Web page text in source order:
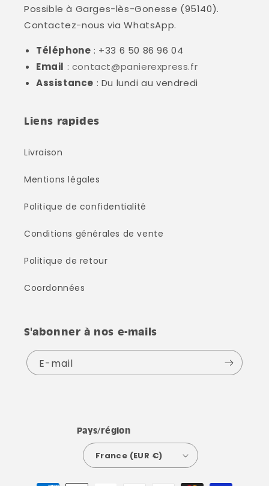
Possible à Garges-lès-Gonesse (95140).
Contactez-nous via WhatsApp.
Téléphone : +33 6 50 86 96 04
Email : contact@panierexpress.fr
Assistance : Du lundi au vendredi
Liens rapides
Livraison
Mentions légales
Politique de confidentialité
Conditions générales de vente
Politique de retour
Coordonnées
S'abonner à nos e-mails
E-mail
Pays/région
France (EUR €)